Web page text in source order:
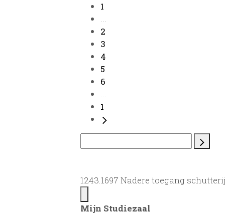
1
...
2
3
4
5
6
...
1
1243.1697 Nadere toegang
Mijn Studiezaal